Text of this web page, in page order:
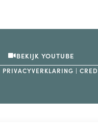
BEKIJK YOUTUBE
PRIVACYVERKLARING |